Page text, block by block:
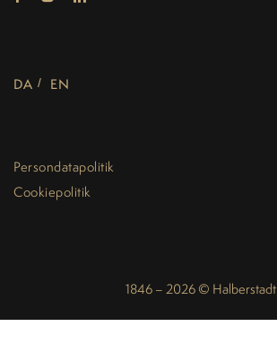
DA EN
Persondatapolitik
Cookiepolitik
1846 – 2026 © Halberstadt